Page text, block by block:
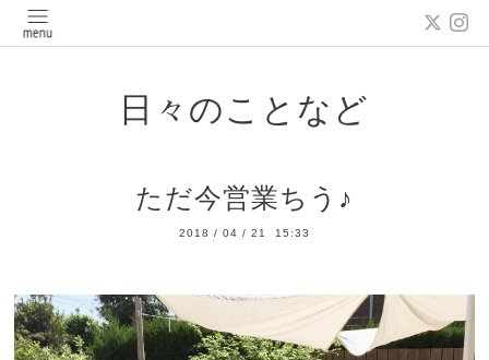
日々のことなど
ただ今営業ちう♪
2018 / 04 / 21 15:33